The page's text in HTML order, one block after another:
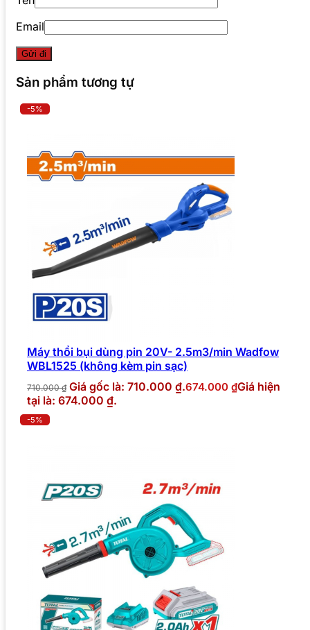
Email
Sản phẩm tương tự
-5%
Máy thổi bụi dùng pin 20V- 2.5m3/min Wadfow
WBL1525 (không kèm pin sạc)
710.000₫ Giá gốc là: 710.000 ₫.674.000 ₫Giá hiện
tại là: 674.000 ₫.
-5%